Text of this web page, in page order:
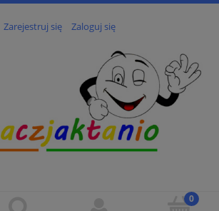
Zarejestruj się Zaloguj się